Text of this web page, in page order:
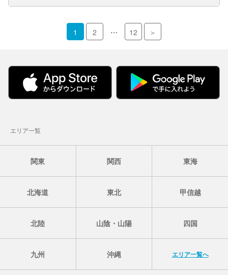
1 2 … 12 ＞
エリア一覧
関東 関西 東海
北海道 東北 甲信越
北陸 山陰・山陽 四国
九州 沖縄 エリア一覧へ